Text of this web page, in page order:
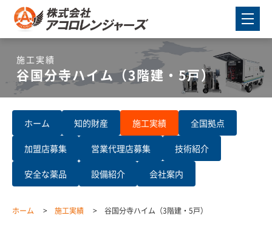
施工実績
谷国分寺ハイム（3階建・5戸）
ホーム 知的財産 施工実績 全国拠点
加盟店募集 営業代理店募集 技術紹介
安全な薬品 設備紹介 会社案内
ホーム 施工実績 谷国分寺ハイム（3階建・5戸）